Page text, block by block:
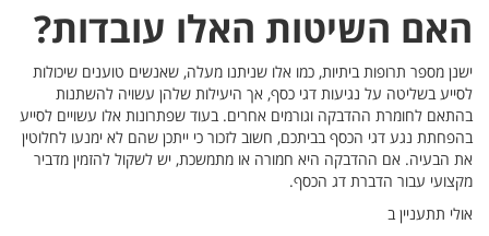
האם השיטות האלו עובדות?
ישנן מספר תרופות ביתיות, כמו אלו שניתנו מעלה, שאנשים טוענים שיכולות
לסייע בשליטה על נגיעות דגי כסף, אך היעילות שלהן עשויה להשתנות
בהתאם לחומרת ההדבקה וגורמים אחרים. בעוד שפתרונות אלו עשויים לסייע
בהפחתת נגע דגי הכסף בביתכם, חשוב לזכור כי ייתכן שהם לא ימנעו לחלוטין
את הבעיה. אם ההדבקה היא חמורה או מתמשכת, יש לשקול להזמין מדביר
מקצועי עבור הדברת דג הכסף.
אולי תתעניין ב